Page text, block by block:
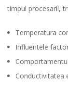
timpul procesarii,
Temperatura
Influentele
Conductivitatea